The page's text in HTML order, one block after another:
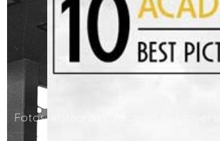
Fotos: Instagram, Archivo El Universal